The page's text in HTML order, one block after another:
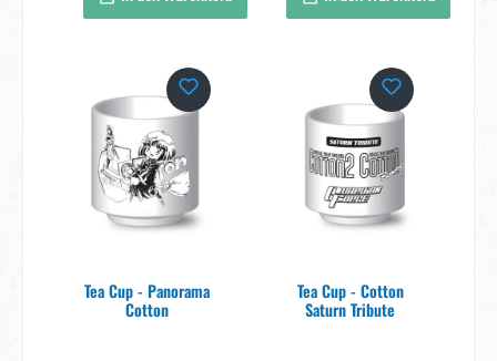
Tea Cup - Panorama
Cotton
Tea Cup - Cotton
Saturn Tribute